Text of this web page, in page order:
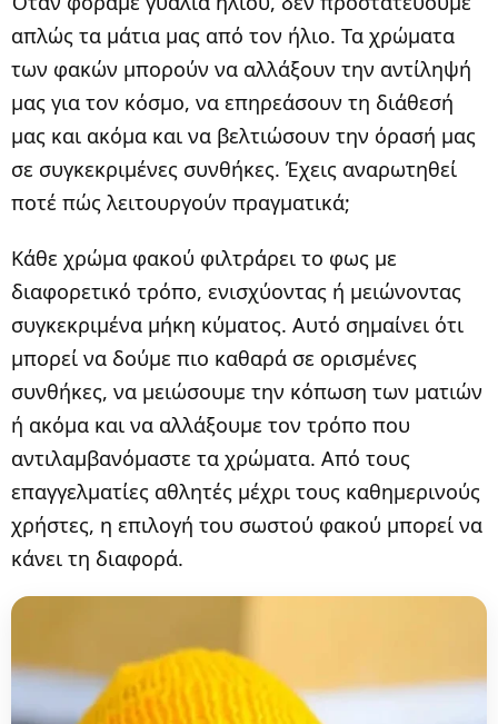
απλώς τα μάτια μας από τον ήλιο. Τα χρώματα
των φακών μπορούν να αλλάξουν την αντίληψή
μας για τον κόσμο, να επηρεάσουν τη διάθεσή
μας και ακόμα και να βελτιώσουν την όρασή μας
σε συγκεκριμένες συνθήκες. Έχεις αναρωτηθεί
ποτέ πώς λειτουργούν πραγματικά;
Κάθε χρώμα φακού φιλτράρει το φως με
διαφορετικό τρόπο, ενισχύοντας ή μειώνοντας
συγκεκριμένα μήκη κύματος. Αυτό σημαίνει ότι
μπορεί να δούμε πιο καθαρά σε ορισμένες
συνθήκες, να μειώσουμε την κόπωση των ματιών
ή ακόμα και να αλλάξουμε τον τρόπο που
αντιλαμβανόμαστε τα χρώματα. Από τους
επαγγελματίες αθλητές μέχρι τους καθημερινούς
χρήστες, η επιλογή του σωστού φακού μπορεί να
κάνει τη διαφορά.